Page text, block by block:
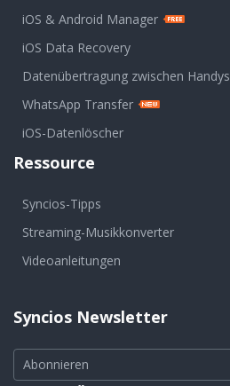
iOS & Android Manager
iOS Data Recovery
Datenübertragung zwischen Handys
WhatsApp Transfer
iOS-Datenlöscher
Ressource
Syncios-Tipps
Streaming-Musikkonverter
Videoanleitungen
Syncios Newsletter
Abonnieren